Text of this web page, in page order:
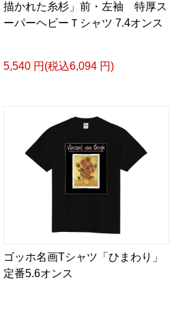
描かれた糸杉」前・左袖 特厚ス
ーパーヘビーＴシャツ 7.4オンス
5,540 円(税込6,094 円)
ゴッホ名画Tシャツ「ひまわり」
定番5.6オンス